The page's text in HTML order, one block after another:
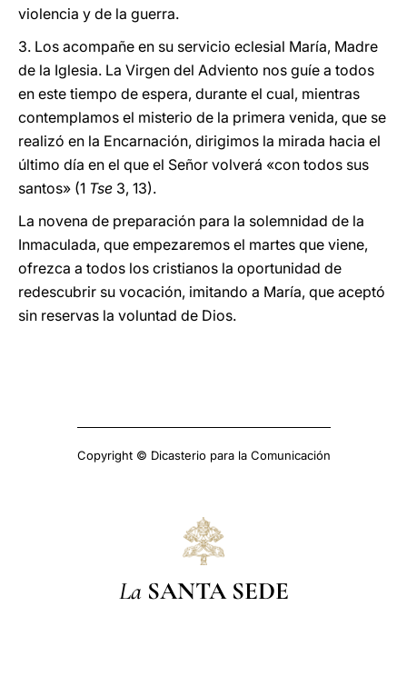
violencia y de la guerra.
3. Los acompañe en su servicio eclesial María, Madre
de la Iglesia. La Virgen del Adviento nos guíe a todos
en este tiempo de espera, durante el cual, mientras
contemplamos el misterio de la primera venida, que se
realizó en la Encarnación, dirigimos la mirada hacia el
último día en el que el Señor volverá «con todos sus
santos» (1 Tse 3, 13).
La novena de preparación para la solemnidad de la
Inmaculada, que empezaremos el martes que viene,
ofrezca a todos los cristianos la oportunidad de
redescubrir su vocación, imitando a María, que aceptó
sin reservas la voluntad de Dios.
Copyright © Dicasterio para la Comunicación
La SANTA SEDE